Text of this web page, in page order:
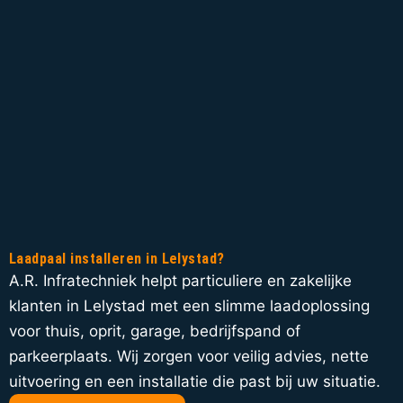
Laadpaal installeren in Lelystad?
A.R. Infratechniek helpt particuliere en zakelijke
klanten in Lelystad met een slimme laadoplossing
voor thuis, oprit, garage, bedrijfspand of
parkeerplaats. Wij zorgen voor veilig advies, nette
uitvoering en een installatie die past bij uw situatie.